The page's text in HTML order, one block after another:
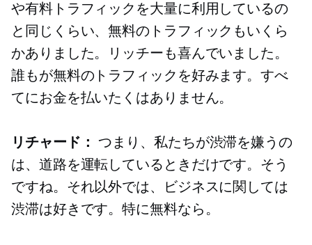
や有料トラフィックを大量に利用しているの
と同じくらい、無料のトラフィックもいくら
かありました。リッチーも喜んでいました。
誰もが無料のトラフィックを好みます。すべ
てにお金を払いたくはありません。
リチャード： つまり、私たちが渋滞を嫌うの
は、道路を運転しているときだけです。そう
ですね。それ以外では、ビジネスに関しては
渋滞は好きです。特に無料なら。